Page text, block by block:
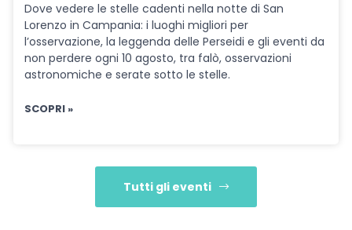
Dove vedere le stelle cadenti nella notte di San
Lorenzo in Campania: i luoghi migliori per
l’osservazione, la leggenda delle Perseidi e gli eventi da
non perdere ogni 10 agosto, tra falò, osservazioni
astronomiche e serate sotto le stelle.
SCOPRI »
Tutti gli eventi